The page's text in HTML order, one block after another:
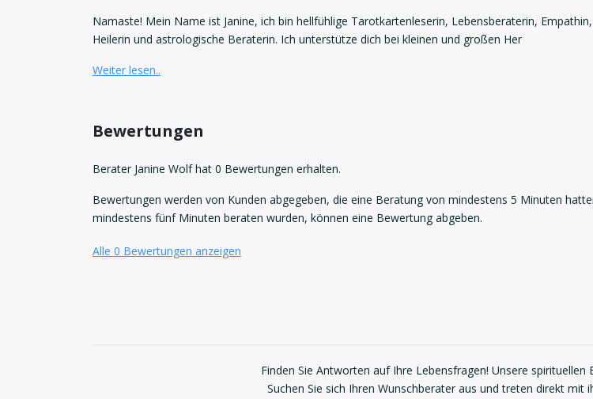
Namaste! Mein Name ist Janine, ich bin hellfühlige Tarotkartenleserin, Lebensberaterin,
Heilerin und astrologische Beraterin. Ich unterstütze dich bei kleinen und großen Her
Weiter lesen..
Bewertungen
Berater Janine Wolf hat 0 Bewertungen erhalten.
Bewertungen werden von Kunden abgegeben, die eine Beratung von mindestens 5 Minuten
mindestens fünf Minuten beraten wurden, können eine Bewertung abgeben.
Alle 0 Bewertungen anzeigen
Finden Sie Antworten auf Ihre Lebensfragen! Unsere
Suchen Sie sich Ihren Wunschberater aus und treten direkt mit